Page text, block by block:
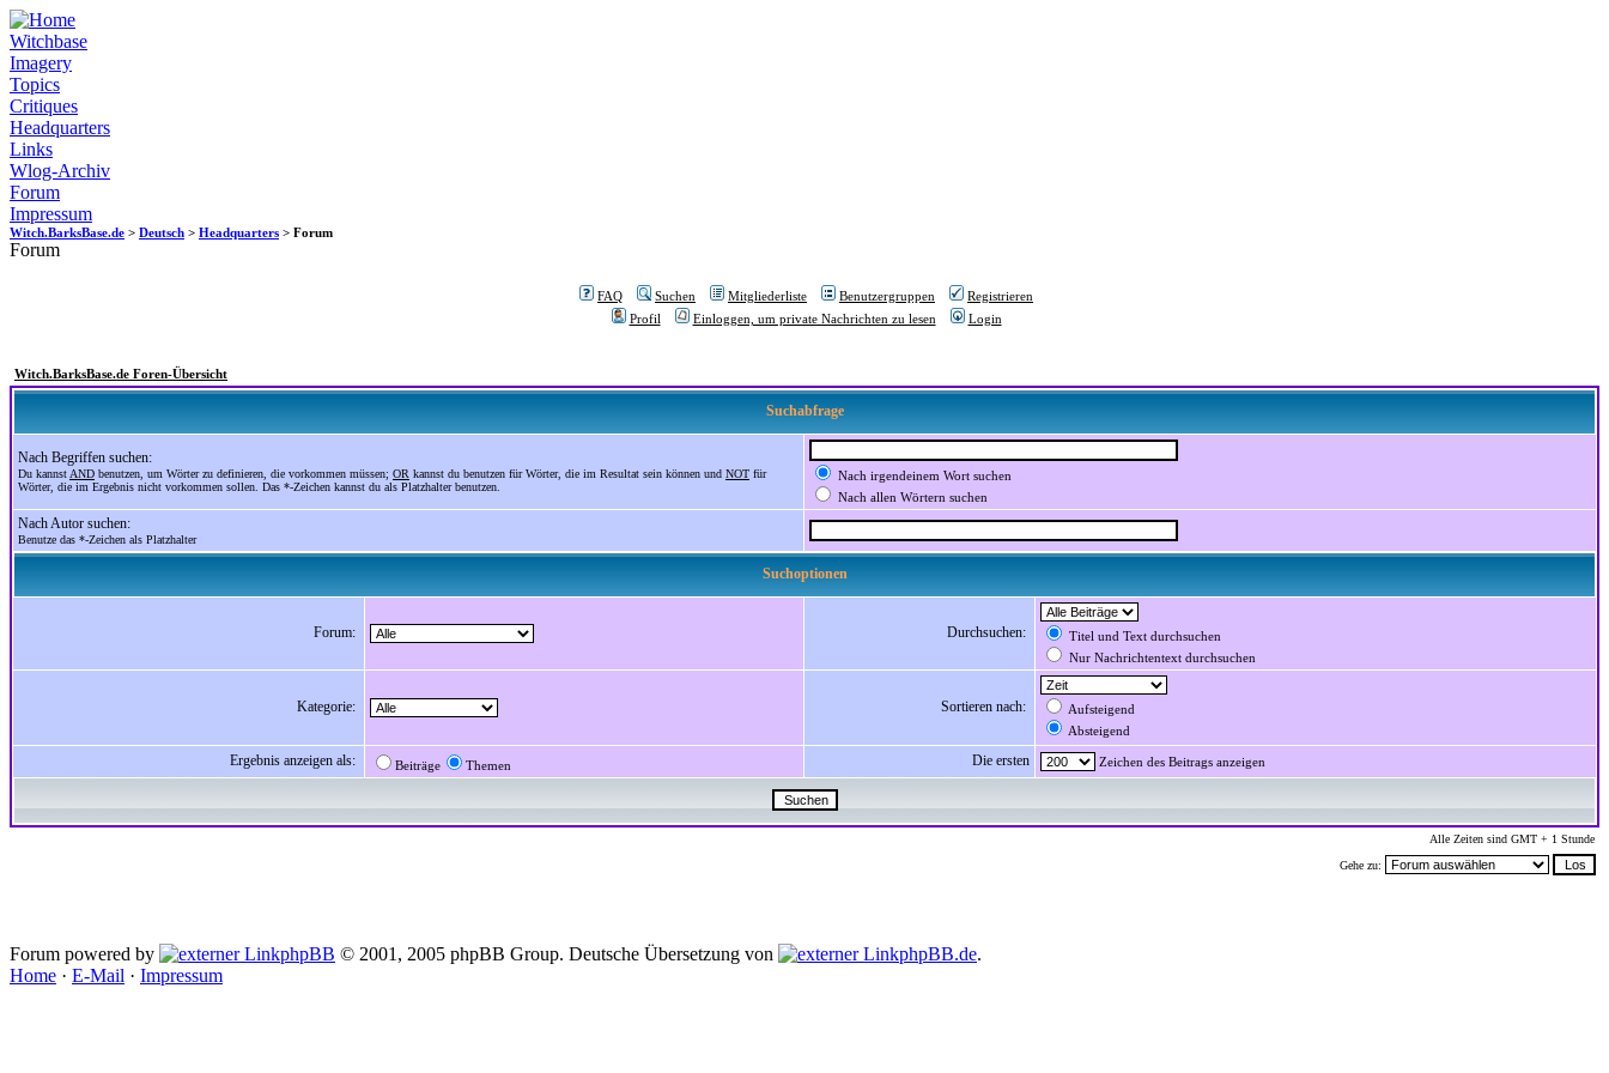
Witchbase
Imagery
Topics
Critiques
Headquarters
Links
Wlog-Archiv
Forum
Impressum
Witch.BarksBase.de > Deutsch > Headquarters > Forum
Forum
FAQ Suchen Mitgliederliste Benutzergruppen
Registrieren
Profil
Einloggen, um private Nachrichten zu lesen Login
Witch.BarksBase.de Foren-Übersicht
Suchabfrage
Nach Begriffen suchen:
Du kannst AND benutzen, um Wörter zu definieren, die vorkommen müssen; OR kannst du benutzen für Wörter, die im Resultat sein können und NOT für
Wörter, die im Ergebnis nicht vorkommen sollen. Das *-Zeichen kannst du als Platzhalter benutzen.
Nach irgendeinem Wort suchen
Nach allen Wörtern suchen
Nach Autor suchen:
Benutze das *-Zeichen als Platzhalter
Suchoptionen
Forum: Durchsuchen:
Titel und Text durchsuchen
Nur Nachrichtentext durchsuchen
Kategorie: Sortieren nach:
Aufsteigend
Absteigend
Ergebnis anzeigen als: Beiträge Themen Die ersten Zeichen des Beitrags anzeigen
Alle Zeiten sind GMT + 1 Stunde
Gehe zu:
Forum powered by phpBB © 2001, 2005 phpBB Group. Deutsche Übersetzung von phpBB.de.
Home · E-Mail · Impressum